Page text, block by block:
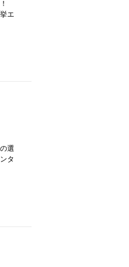
！
エ
選
タ